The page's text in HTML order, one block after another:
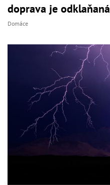
doprava je odklaňaná
Domáce